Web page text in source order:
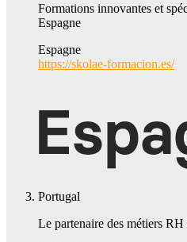
Formations innovantes et
Espagne
Espagne
https://skolae-formacion.es/
Portugal
Le partenaire des métiers RH